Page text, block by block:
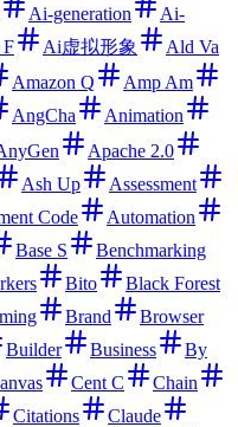
Ai-generation
Ai-
F Ai虚拟形象
Ald Va
Amazon Q
Amp Am
AngCha
Animation
Apache 2.0
Ash Up
Assessment
Code
Automation
Base S
Benchmarking
Bito
Black Forest
Brand
Browser
Builder Business
By
Cent C
Chain
Citations
Claude